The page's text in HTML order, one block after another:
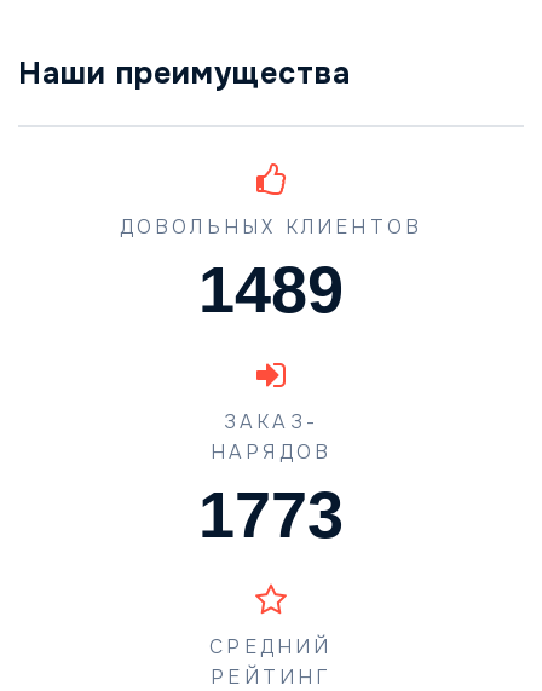
Наши преимущества
ДОВОЛЬНЫХ КЛИЕНТОВ
1489
ЗАКАЗ-
НАРЯДОВ
1773
СРЕДНИЙ
РЕЙТИНГ